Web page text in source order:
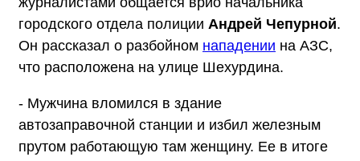
городского отдела полиции Андрей Чепурной.
Он рассказал о разбойном нападении на АЗС,
что расположена на улице Шехурдина.
- Мужчина вломился в здание
автозаправочной станции и избил железным
прутом работающую там женщину. Ее в итоге